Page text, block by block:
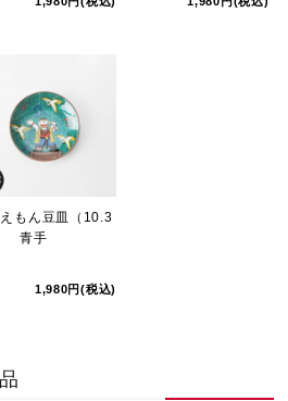
えもん豆皿（10.3
青手
1,980円(税込)